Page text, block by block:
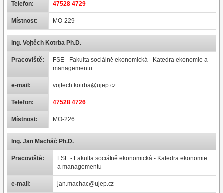
Telefon: 47528 4729
Místnost: MO-229
Ing. Vojtěch Kotrba Ph.D.
Pracoviště:
FSE - Fakulta sociálně ekonomická - Katedra ekonomie a
managementu
e-mail: vojtech.kotrba@ujep.cz
Telefon: 47528 4726
Místnost: MO-226
Ing. Jan Macháč Ph.D.
Pracoviště:
FSE - Fakulta sociálně ekonomická - Katedra ekonomie
a managementu
e-mail: jan.machac@ujep.cz